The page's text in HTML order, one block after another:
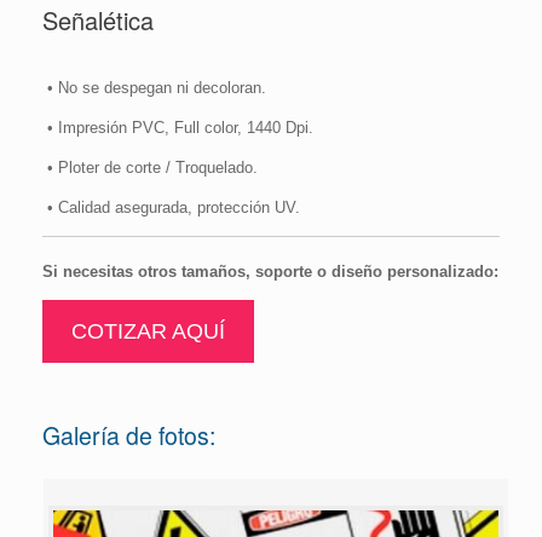
Señalética
• No se despegan ni decoloran.
• Impresión PVC, Full color, 1440 Dpi.
• Ploter de corte / Troquelado.
• Calidad asegurada, protección UV.
Si necesitas otros tamaños, soporte o diseño personalizado:
COTIZAR AQUÍ
Galería de fotos: